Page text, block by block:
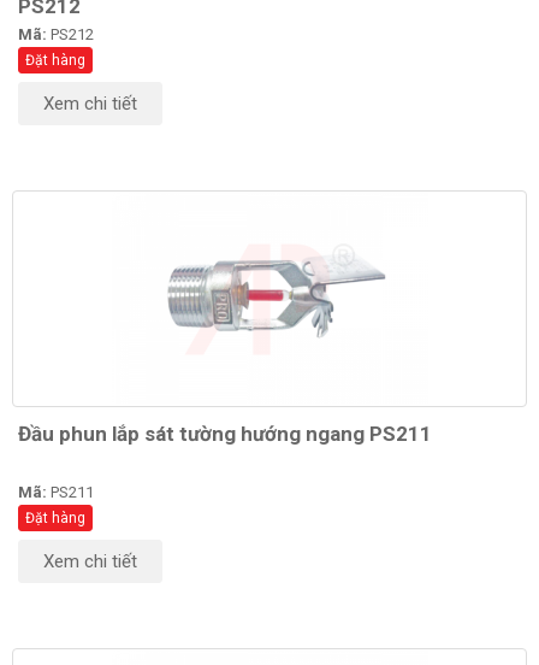
PS212
Mã: PS212
Đặt hàng
Xem chi tiết
Đầu phun lắp sát tường hướng ngang PS211
Mã: PS211
Đặt hàng
Xem chi tiết